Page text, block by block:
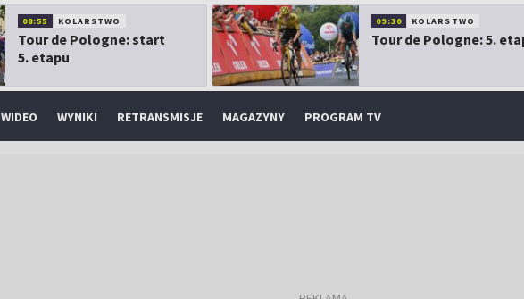
08:55 KOLARSTWO
Tour de Pologne: start
5. etapu
09:30 KOLARSTWO
Tour de Pologne: 5.
WIDEO WYNIKI RETRANSMISJE MAGAZYNY PROGRAM TV